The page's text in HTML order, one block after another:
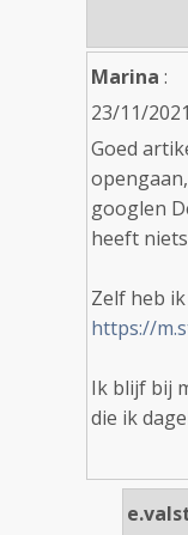
Marina :
23/11/2021
Goed
googlen
heeft
Zelf heb
https://
Ik blijf bij
die ik